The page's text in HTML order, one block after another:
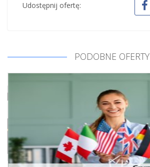
Udostępnij ofertę:
PODOBNE OFERTY